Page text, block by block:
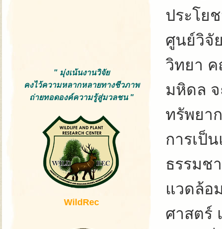
" มุ่งเน้นงานวิจัย
คงไว้ความหลากหลายทางชีวภาพ
ถ่ายทอดองค์ความรู้สู่มวลชน "
WildRec
ประโย
ศูนย์วิจั
วิทยา
มหิดล
ทรัพยา
การเป็
ธรรมช
แวดล้อ
ศาสตร์